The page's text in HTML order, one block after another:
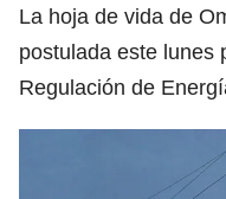
La hoja de vida de
postulada este lunes
Regulación de